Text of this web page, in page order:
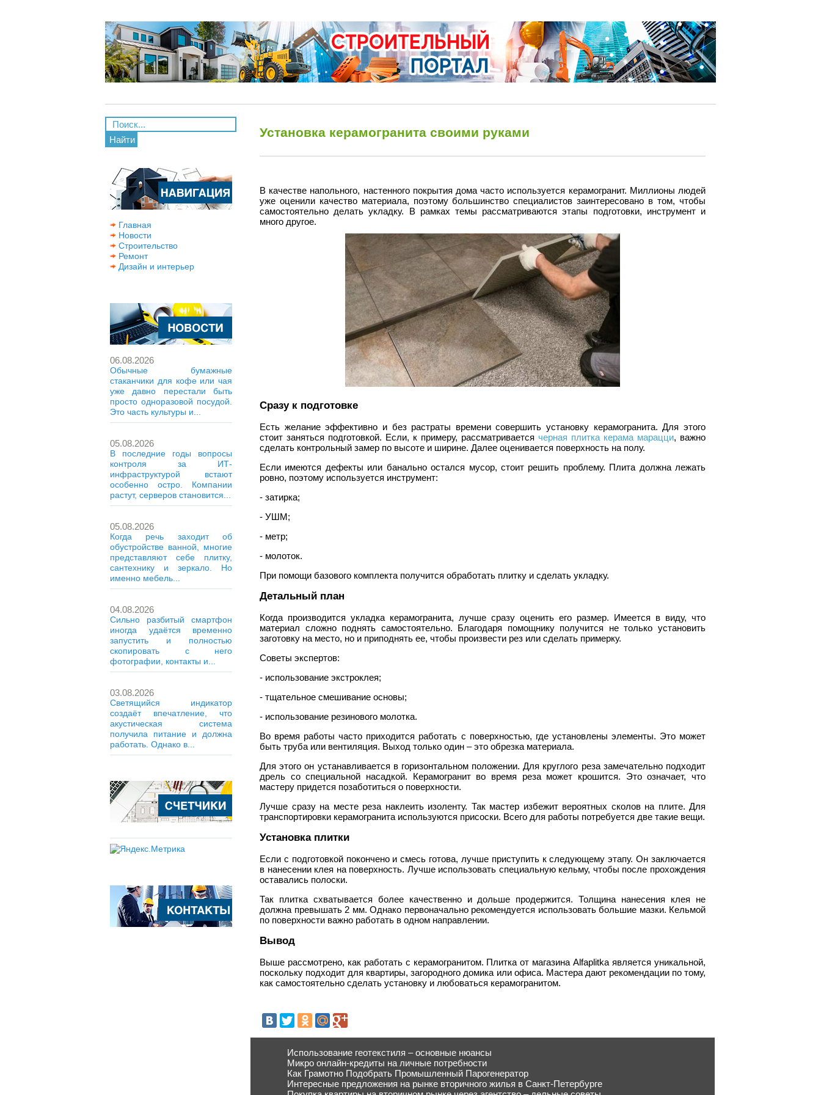
Найти
Главная
Новости
Строительство
Ремонт
Дизайн и интерьер
06.08.2026
Обычные бумажные
стаканчики для кофе или чая
уже давно перестали быть
просто одноразовой посудой.
Это часть культуры и...
05.08.2026
В последние годы вопросы
контроля за ИТ-
инфраструктурой встают
особенно остро. Компании
растут, серверов становится...
05.08.2026
Когда речь заходит об
обустройстве ванной, многие
представляют себе плитку,
сантехнику и зеркало. Но
именно мебель...
04.08.2026
Сильно разбитый смартфон
иногда удаётся временно
запустить и полностью
скопировать с него
фотографии, контакты и...
03.08.2026
Светящийся индикатор
создаёт впечатление, что
акустическая система
получила питание и должна
работать. Однако в...
Установка керамогранита своими руками
В качестве напольного, настенного покрытия дома часто используется керамогранит. Миллионы людей
уже оценили качество материала, поэтому большинство специалистов заинтересовано в том, чтобы
самостоятельно делать укладку. В рамках темы рассматриваются этапы подготовки, инструмент и
много другое.
Сразу к подготовке
Есть желание эффективно и без растраты времени совершить установку керамогранита. Для этого
стоит заняться подготовкой. Если, к примеру, рассматривается черная плитка керама марацци, важно
сделать контрольный замер по высоте и ширине. Далее оценивается поверхность на полу.
Если имеются дефекты или банально остался мусор, стоит решить проблему. Плита должна лежать
ровно, поэтому используется инструмент:
- затирка;
- УШМ;
- метр;
- молоток.
При помощи базового комплекта получится обработать плитку и сделать укладку.
Детальный план
Когда производится укладка керамогранита, лучше сразу оценить его размер. Имеется в виду, что
материал сложно поднять самостоятельно. Благодаря помощнику получится не только установить
заготовку на место, но и приподнять ее, чтобы произвести рез или сделать примерку.
Советы экспертов:
- использование экстроклея;
- тщательное смешивание основы;
- использование резинового молотка.
Во время работы часто приходится работать с поверхностью, где установлены элементы. Это может
быть труба или вентиляция. Выход только один – это обрезка материала.
Для этого он устанавливается в горизонтальном положении. Для круглого реза замечательно подходит
дрель со специальной насадкой. Керамогранит во время реза может крошится. Это означает, что
мастеру придется позаботиться о поверхности.
Лучше сразу на месте реза наклеить изоленту. Так мастер избежит вероятных сколов на плите. Для
транспортировки керамогранита используются присоски. Всего для работы потребуется две такие вещи.
Установка плитки
Если с подготовкой покончено и смесь готова, лучше приступить к следующему этапу. Он заключается
в нанесении клея на поверхность. Лучше использовать специальную кельму, чтобы после прохождения
оставались полоски.
Так плитка схватывается более качественно и дольше продержится. Толщина нанесения клея не
должна превышать 2 мм. Однако первоначально рекомендуется использовать большие мазки. Кельмой
по поверхности важно работать в одном направлении.
Вывод
Выше рассмотрено, как работать с керамогранитом. Плитка от магазина Alfaplitka является уникальной,
поскольку подходит для квартиры, загородного домика или офиса. Мастера дают рекомендации по тому,
как самостоятельно сделать установку и любоваться керамогранитом.
Использование геотекстиля – основные нюансы
Микро онлайн-кредиты на личные потребности
Как Грамотно Подобрать Промышленный Парогенератор
Интересные предложения на рынке вторичного жилья в Санкт-Петербурге